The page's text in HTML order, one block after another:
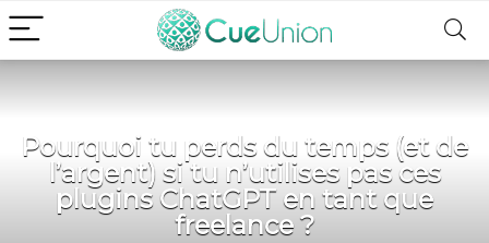
Pourquoi tu perds du temps (et de
l’argent) si tu n’utilises pas ces
plugins ChatGPT en tant que
freelance ?